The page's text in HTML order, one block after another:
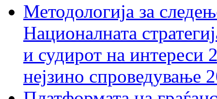
Методологија за
Националната
и судирот на интереси
нејзино спроведување